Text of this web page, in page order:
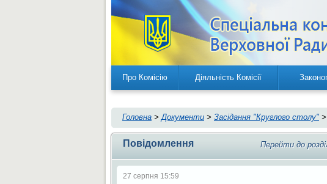
Про Комісію Діяльність Комісії
Головна >Документи > Засідання "Круглого столу"
Повідомлення Перейти до
27 серпня 15:59